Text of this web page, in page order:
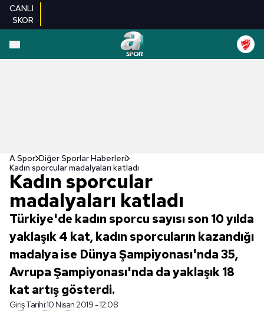
CANLI
SKOR
A Spor Diğer Sporlar Haberleri
Kadın sporcular madalyaları katladı
Kadın sporcular
madalyaları katladı
Türkiye'de kadın sporcu sayısı son 10 yılda
yaklaşık 4 kat, kadın sporcuların kazandığı
madalya ise Dünya Şampiyonası'nda 35,
Avrupa Şampiyonası'nda da yaklaşık 18
kat artış gösterdi.
Giriş Tarihi:10 Nisan 2019 - 12:08